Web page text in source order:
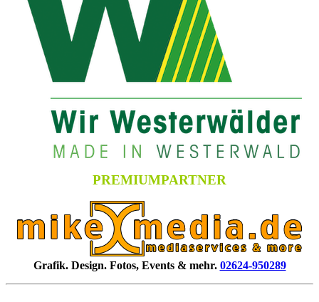
PREMIUMPARTNER
Grafik. Design. Fotos, Events & mehr. 02624-950289